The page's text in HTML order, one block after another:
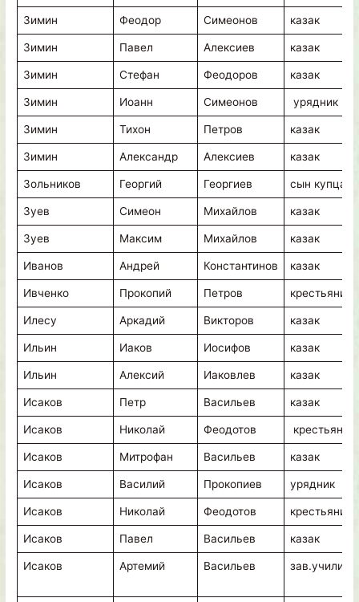
Зимин Феодор Симеонов казак
Зимин Павел Алексиев казак
Зимин Стефан Феодоров казак
Зимин Иоанн Симеонов урядник
Зимин Тихон Петров казак
Зимин Александр Алексиев казак
Зольников Георгий Георгиев сын купца
Зуев Симеон Михайлов казак
Зуев Максим Михайлов казак
Иванов Андрей Константинов казак
Ивченко Прокопий Петров крестьянин
Илесу Аркадий Викторов казак
Ильин Иаков Иосифов казак
Ильин Алексий Иаковлев казак
Исаков Петр Васильев казак
Исаков Николай Феодотов крестьянин
Исаков Митрофан Васильев казак
Исаков Василий Прокопиев урядник
Исаков Николай Феодотов крестьянин
Исаков Павел Васильев казак
Исаков Артемий Васильев